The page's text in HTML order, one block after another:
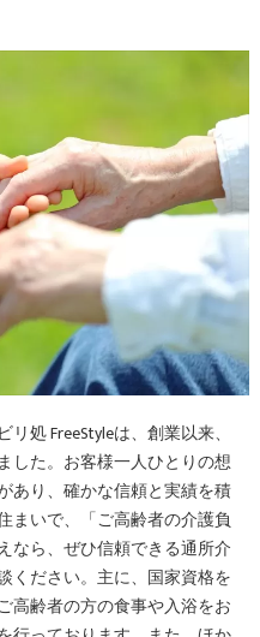
処 FreeStyleは、創業以来、
した。お客様一人ひとりの想
あり、確かな信頼と実績を積
まいで、「ご高齢者の介護負
なら、ぜひ信頼できる通所介
ください。主に、国家資格を
高齢者の方の食事や入浴をお